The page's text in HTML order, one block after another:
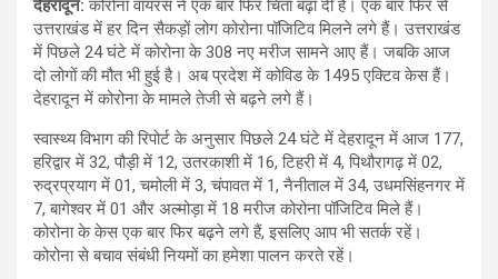
देहरादून: कोरोना वायरस ने एक बार फिर चिंता बढ़ा दी है। एक बार फिर से
उत्तराखंड में हर दिन सैकड़ों लोग कोरोना पॉजिटिव मिलने लगे हैं। उत्तराखंड
में पिछले 24 घंटे में कोरोना के 308 नए मरीज सामने आए हैं। जबकि आज
दो लोगों की मौत भी हुई है। अब प्रदेश में कोविड के 1495 एक्टिव केस हैं।
देहरादून में कोरोना के मामले तेजी से बढ़ने लगे हैं।
स्वास्थ्य विभाग की रिपोर्ट के अनुसार पिछले 24 घंटे में देहरादून में आज 177,
हरिद्वार में 32, पौड़ी में 12, उतरकाशी में 16, टिहरी में 4, पिथौरागढ़ में 02,
रुद्रप्रयाग में 01, चमोली में 3, चंपावत में 1, नैनीताल में 34, उधमसिंहनगर में
7, बागेश्वर में 01 और अल्मोड़ा में 18 मरीज कोरोना पॉजिटिव मिले हैं।
कोरोना के केस एक बार फिर बढ़ने लगे हैं, इसलिए आप भी सतर्क रहें।
कोरोना से बचाव संबंधी नियमों का हमेशा पालन करते रहें।